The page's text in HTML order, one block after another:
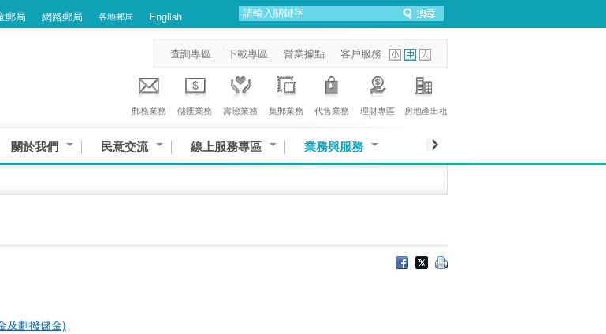
郵局 網路郵局 各地郵局 English
查詢專區 下載專區 營業據點 客戶服務
郵務業務 儲匯業務 壽險業務 集郵業務 代售業務 理財專區 房地產出租
關於我們 民意交流 線上服務專區 業務與服務
及劃撥儲金)